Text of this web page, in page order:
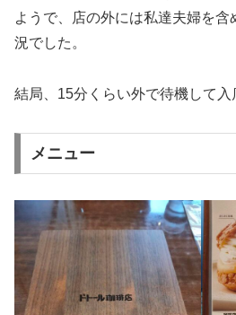
ようで、店の外には私達夫婦を含
況でした。
結局、15分くらい外で待機して入
メニュー